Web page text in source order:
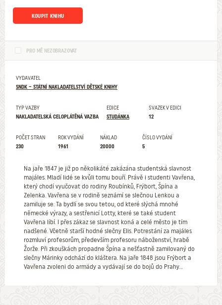
KOUPIT KNIHU
PRO MĚ NEZOBRAZOVAT
VYDAVATEL
SNDK – STÁTNÍ NAKLADATELSTVÍ DĚTSKÉ KNIHY
TYP VAZBY
NAKLADATELSKÁ CELOPLÁTĚNÁ VAZBA
EDICE
STUDÁNKA
SVAZEK V EDICI
12
POČET STRAN
230
ROK VYDÁNÍ
1961
NÁKLAD
20000
ČÍSLO VYDÁNÍ
5
Na jaře 1847 je již po několikáté zakázána studentská slavnost
majáles. Mladí lidé se kvůli tomu bouří. Právě i studenti Vavřena,
který chodí vyučovat do rodiny Roubínků, Frýbort, Špína a
Zelenka. Vavřena se v rodině seznámí se slečnou Lenkou a
zamiluje se. Ta bydlí se svou tetou, od které slýchá mnohé
německé výrazy, a sestřenicí Lotty, které se také student
Vavřena líbí. I přes zákaz se slavnost koná a celé město je tím
nadšené. Včetně starší hodné slečny Elis. Potrestání za majáles
rozmluví profesorům, především profesoru náboženství, hrabě
Žorže. Při zkouškách propadne Špína a nešťastně zamilovaný do
slečny Márinky odchází do kláštera. Na jaře 1848 jsou Frýbort a
Vavřena zvoleni do armády a vydávají se do bojů do Prahy...